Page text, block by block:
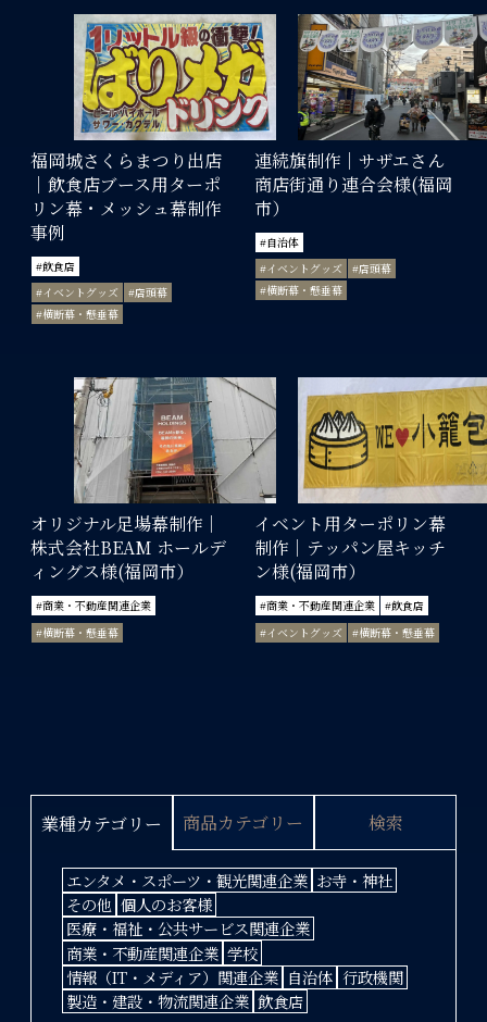
福岡城さくらまつり出店
｜飲食店ブース用ターポ
リン幕・メッシュ幕制作
事例
#飲食店
#イベントグッズ
#店頭幕
#横断幕・懸垂幕
連続旗制作｜サザエさん
商店街通り連合会様(福岡
市）
#自治体
#イベントグッズ
#店頭幕
#横断幕・懸垂幕
オリジナル足場幕制作｜
株式会社BEAM ホールデ
ィングス様(福岡市）
#商業・不動産関連企業
#横断幕・懸垂幕
イベント用ターポリン幕
制作｜テッパン屋キッチ
ン様(福岡市）
#商業・不動産関連企業
#飲食店
#イベントグッズ
#横断幕・懸垂幕
業種カテゴリー 商品カテゴリー 検索
エンタメ・スポーツ・観光関連企業 お寺・神社
その他 個人のお客様
医療・福祉・公共サービス関連企業
商業・不動産関連企業 学校
情報（IT・メディア）関連企業 自治体 行政機関
製造・建設・物流関連企業 飲食店